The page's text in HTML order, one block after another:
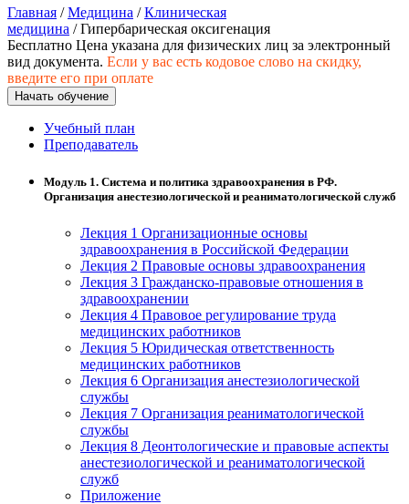
Дополнительные Услуги
Главная /Медицина /Клиническая
медицина / Гипербарическая оксигенация
Бесплатно Цена указана для физических лиц за электронный
вид документа. Если у вас есть кодовое слово на скидку,
введите его при оплате
Начать обучение
Учебный план
Преподаватель
Модуль 1. Система и политика здравоохранения в РФ.
Организация анестезиологической и реаниматологической служб
Лекция 1 Организационные основы
здравоохранения в Российской Федерации
Лекция 2 Правовые основы здравоохранения
Лекция 3 Гражданско-правовые отношения в
здравоохранении
Лекция 4 Правовое регулирование труда
медицинских работников
Лекция 5 Юридическая ответственность
медицинских работников
Лекция 6 Организация анестезиологической
службы
Лекция 7 Организация реаниматологической
службы
Лекция 8 Деонтологические и правовые аспекты
анестезиологической и реаниматологической
служб
Приложение